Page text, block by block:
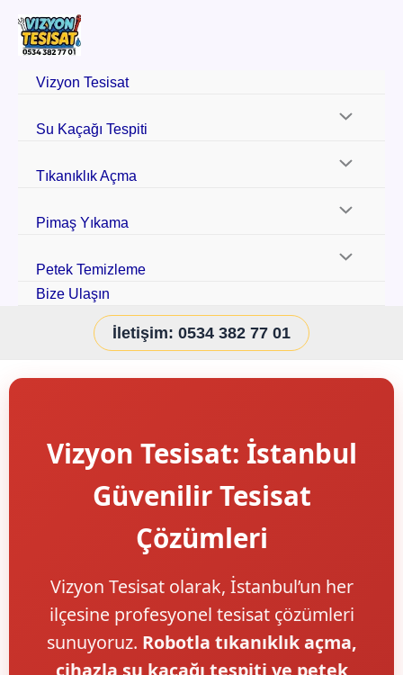
Vizyon Tesisat
Su Kaçağı Tespiti
Tıkanıklık Açma
Pimaş Yıkama
Petek Temizleme
Bize Ulaşın
İletişim: 0534 382 77 01
Vizyon Tesisat: İstanbul
Güvenilir Tesisat
Çözümleri
Vizyon Tesisat olarak, İstanbul’un her
ilçesine profesyonel tesisat çözümleri
sunuyoruz. Robotla tıkanıklık açma,